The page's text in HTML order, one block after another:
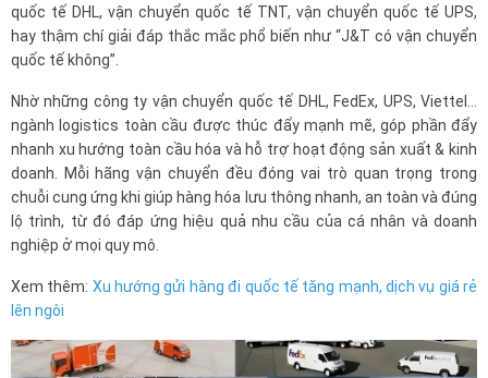
quốc tế DHL, vận chuyển quốc tế TNT, vận chuyển quốc tế UPS,
hay thậm chí giải đáp thắc mắc phổ biến như “J&T có vận chuyển
quốc tế không”.
Nhờ những công ty vận chuyển quốc tế DHL, FedEx, UPS, Viettel…
ngành logistics toàn cầu được thúc đẩy mạnh mẽ, góp phần đẩy
nhanh xu hướng toàn cầu hóa và hỗ trợ hoạt động sản xuất & kinh
doanh. Mỗi hãng vận chuyển đều đóng vai trò quan trọng trong
chuỗi cung ứng khi giúp hàng hóa lưu thông nhanh, an toàn và đúng
lộ trình, từ đó đáp ứng hiệu quả nhu cầu của cá nhân và doanh
nghiệp ở mọi quy mô.
Xem thêm: Xu hướng gửi hàng đi quốc tế tăng mạnh, dịch vụ giá rẻ
lên ngôi